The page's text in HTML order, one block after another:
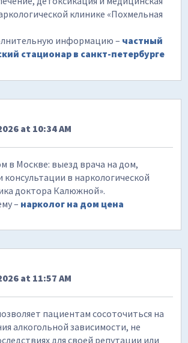
клинике «Похмельная
информацию – частный
стационар в санкт-петербурге
at 10:34 AM
в Москве: выезд врача на дом,
консультации в наркологической
доктора Калюжной».
– нарколог на дом цена
at 11:57 AM
пациентам сосоточиться на
алкогольной зависимости, не
для своей репутации или